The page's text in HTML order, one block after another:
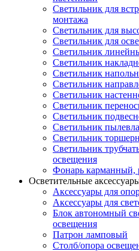
Светильник для
монтажа
Светильник для
Светильник для
Светильник
Светильник
Светильник
Светильник
Светильник
Светильник
Светильник
Светильник
Светильник
Светильник
освещения
Фонарь карманный,
Осветительные
Аксессуары для
Аксессуары для
Блок автономный
освещения
Патрон ламповый
Столб/опора